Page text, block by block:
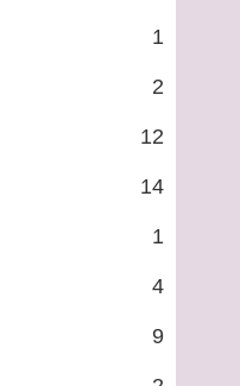
1
2
12
14
1
4
9